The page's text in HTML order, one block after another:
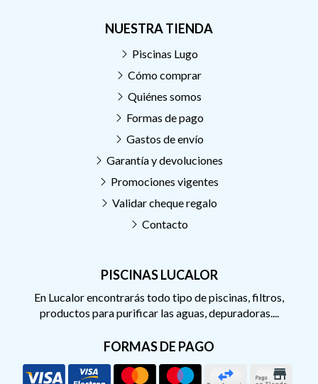
PISCINAS LUCALOR
En Lucalor encontrarás todo tipo de piscinas, filtros,
productos para purificar las aguas, depuradoras....
FORMAS DE PAGO
NUESTRA TIENDA
Piscinas Lugo
Cómo comprar
Quiénes somos
Formas de pago
Gastos de envío
Garantía y devoluciones
Promociones vigentes
Validar cheque regalo
Contacto